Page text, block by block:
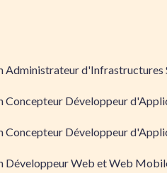
Administrateur d'Infrastructures
Concepteur Développeur
Concepteur Développeur
Développeur Web et Web